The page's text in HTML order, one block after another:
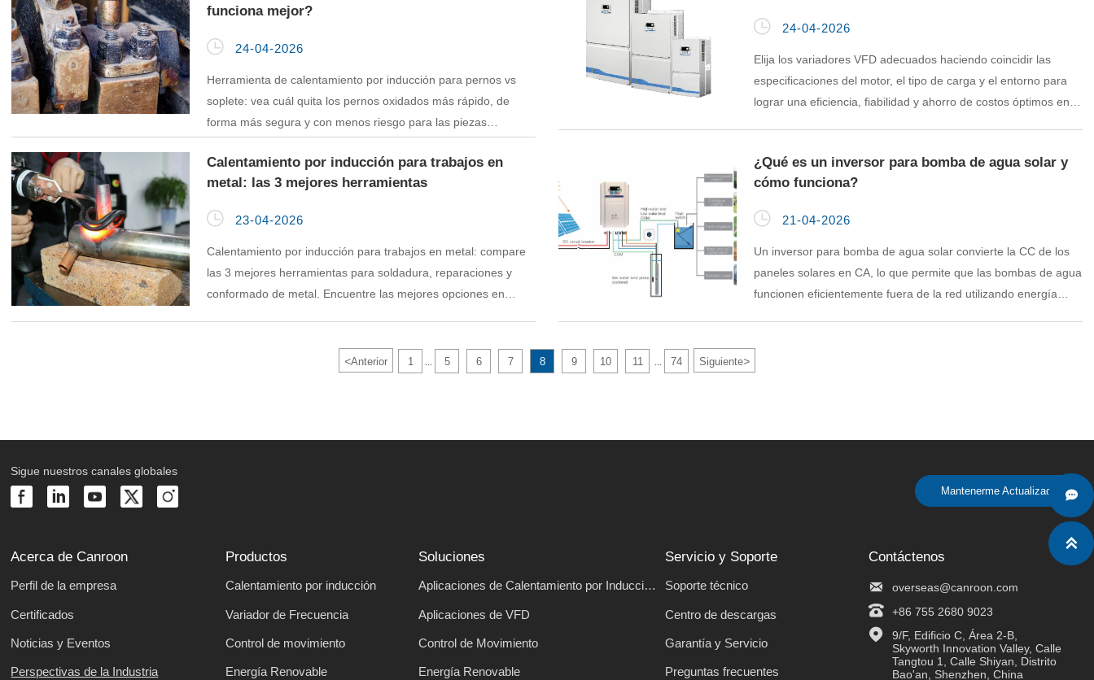
funciona mejor?
 24-04-2026
Herramienta de calentamiento por inducción para pernos vs
soplete: vea cuál quita los pernos oxidados más rápido, de
forma más segura y con menos riesgo para las piezas
 24-04-2026
Elija los variadores VFD adecuados haciendo coincidir las
especificaciones del motor, el tipo de carga y el entorno para
lograr una eficiencia, fiabilidad y ahorro de costos óptimos en
Calentamiento por inducción para trabajos en
metal: las 3 mejores herramientas
 23-04-2026
Calentamiento por inducción para trabajos en metal: compare
las 3 mejores herramientas para soldadura, reparaciones y
conformado de metal. Encuentre las mejores opciones en
¿Qué es un inversor para bomba de agua solar y
cómo funciona?
 21-04-2026
Un inversor para bomba de agua solar convierte la CC de los
paneles solares en CA, lo que permite que las bombas de agua
funcionen eficientemente fuera de la red utilizando energía
<Anterior 1 5 6 7 8 9 10 11 74 Siguiente>
Sigue nuestros canales globales
Mantenerme Actualizado
Acerca de Canroon
Perfil de la empresa
Certificados
Noticias y Eventos
Perspectivas de la Industria
Productos
Calentamiento por inducción
Variador de Frecuencia
Control de movimiento
Energía Renovable
Soluciones
Aplicaciones de Calentamiento por Inducción
Aplicaciones de VFD
Control de Movimiento
Energía Renovable
Servicio y Soporte
Soporte técnico
Centro de descargas
Garantía y Servicio
Preguntas frecuentes
Contáctenos

overseas@canroon.com
 +86 755 2680 9023

9/F, Edificio C, Área 2-B,
Skyworth Innovation Valley, Calle
Tangtou 1, Calle Shiyan, Distrito
Bao'an, Shenzhen, China

